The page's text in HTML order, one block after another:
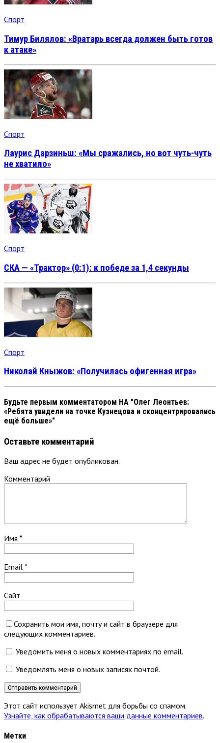
Спорт
Тимур Билялов: «Вратарь всегда должен быть готов
к атаке»
Спорт
Лаурис Дарзиньш: «Мы сражались, но вот чуть-чуть
не хватило»
Спорт
СКА — «Трактор» (0:1): к победе за 1,4 секунды
Спорт
Николай Кныжов: «Получилась офигенная игра»
Будьте первым комментатором НА "Олег Леонтьев:
«Ребята увидели на точке Кузнецова и сконцентрировались
ещё больше»"
Оставьте комментарий
Ваш адрес не будет опубликован.
Комментарий
Имя *
Email *
Сайт
Сохранить мои имя, почту и сайт в браузере для
следующих комментариев.
Уведомить меня о новых комментариях по email.
Уведомлять меня о новых записях почтой.
Этот сайт использует Akismet для борьбы со спамом.
Узнайте, как обрабатываются ваши данные комментариев.
Метки